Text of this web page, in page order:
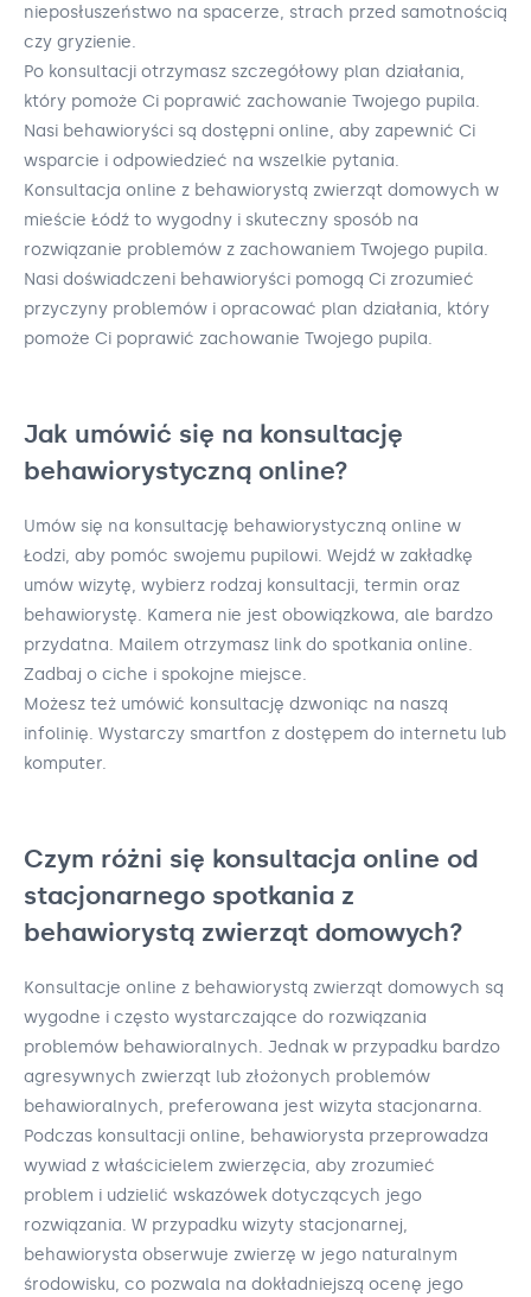
nieposłuszeństwo na spacerze, strach przed samotnością
czy gryzienie.
Po konsultacji otrzymasz szczegółowy plan działania,
który pomoże Ci poprawić zachowanie Twojego pupila.
Nasi behawioryści są dostępni online, aby zapewnić Ci
wsparcie i odpowiedzieć na wszelkie pytania.
Konsultacja online z behawiorystą zwierząt domowych w
mieście Łódź to wygodny i skuteczny sposób na
rozwiązanie problemów z zachowaniem Twojego pupila.
Nasi doświadczeni behawioryści pomogą Ci zrozumieć
przyczyny problemów i opracować plan działania, który
pomoże Ci poprawić zachowanie Twojego pupila.
Jak umówić się na konsultację
behawiorystyczną online?
Umów się na konsultację behawiorystyczną online w
Łodzi, aby pomóc swojemu pupilowi. Wejdź w zakładkę
umów wizytę, wybierz rodzaj konsultacji, termin oraz
behawiorystę. Kamera nie jest obowiązkowa, ale bardzo
przydatna. Mailem otrzymasz link do spotkania online.
Zadbaj o ciche i spokojne miejsce.
Możesz też umówić konsultację dzwoniąc na naszą
infolinię. Wystarczy smartfon z dostępem do internetu lub
komputer.
Czym różni się konsultacja online od
stacjonarnego spotkania z
behawiorystą zwierząt domowych?
Konsultacje online z behawiorystą zwierząt domowych są
wygodne i często wystarczające do rozwiązania
problemów behawioralnych. Jednak w przypadku bardzo
agresywnych zwierząt lub złożonych problemów
behawioralnych, preferowana jest wizyta stacjonarna.
Podczas konsultacji online, behawiorysta przeprowadza
wywiad z właścicielem zwierzęcia, aby zrozumieć
problem i udzielić wskazówek dotyczących jego
rozwiązania. W przypadku wizyty stacjonarnej,
behawiorysta obserwuje zwierzę w jego naturalnym
środowisku, co pozwala na dokładniejszą ocenę jego